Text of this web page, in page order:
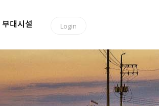
부대시설 Login